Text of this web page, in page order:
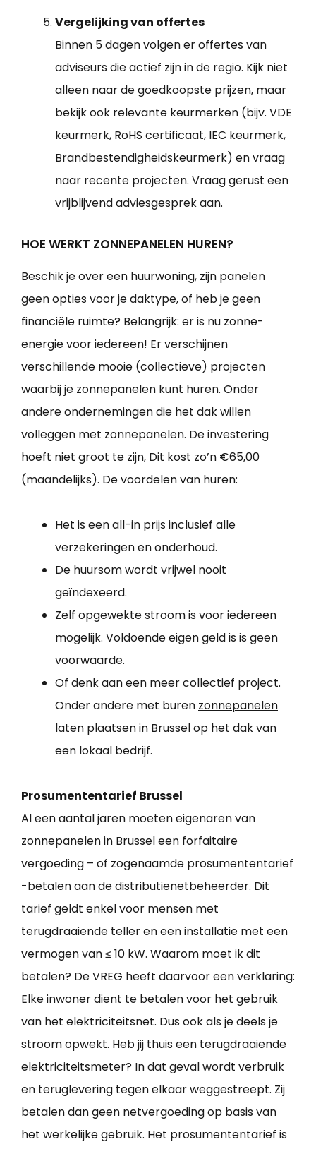
Vergelijking van offertes
Binnen 5 dagen volgen er offertes van
adviseurs die actief zijn in de regio. Kijk niet
alleen naar de goedkoopste prijzen, maar
bekijk ook relevante keurmerken (bijv. VDE
keurmerk, RoHS certificaat, IEC keurmerk,
Brandbestendigheidskeurmerk) en vraag
naar recente projecten. Vraag gerust een
vrijblijvend adviesgesprek aan.
HOE WERKT ZONNEPANELEN HUREN?
Beschik je over een huurwoning, zijn panelen
geen opties voor je daktype, of heb je geen
financiële ruimte? Belangrijk: er is nu zonne-
energie voor iedereen! Er verschijnen
verschillende mooie (collectieve) projecten
waarbij je zonnepanelen kunt huren. Onder
andere ondernemingen die het dak willen
volleggen met zonnepanelen. De investering
hoeft niet groot te zijn, Dit kost zo’n €65,00
(maandelijks). De voordelen van huren:
Het is een all-in prijs inclusief alle
verzekeringen en onderhoud.
De huursom wordt vrijwel nooit
geïndexeerd.
Zelf opgewekte stroom is voor iedereen
mogelijk. Voldoende eigen geld is is geen
voorwaarde.
Of denk aan een meer collectief project.
Onder andere met buren zonnepanelen
laten plaatsen in Brusselop het dak van
een lokaal bedrijf.
Prosumententarief Brussel
Al een aantal jaren moeten eigenaren van
zonnepanelen in Brussel een forfaitaire
vergoeding – of zogenaamde prosumententarief
-betalen aan de distributienetbeheerder. Dit
tarief geldt enkel voor mensen met
terugdraaiende teller en een installatie met een
vermogen van ≤ 10 kW. Waarom moet ik dit
betalen? De VREG heeft daarvoor een verklaring:
Elke inwoner dient te betalen voor het gebruik
van het elektriciteitsnet. Dus ook als je deels je
stroom opwekt. Heb jij thuis een terugdraaiende
elektriciteitsmeter? In dat geval wordt verbruik
en teruglevering tegen elkaar weggestreept. Zij
betalen dan geen netvergoeding op basis van
het werkelijke gebruik. Het prosumententarief is